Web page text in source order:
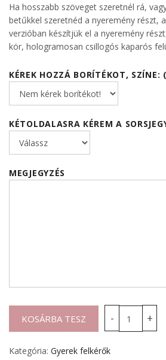
Ha hosszabb szöveget szeretnél rá,
betűkkel szeretnéd a nyeremény részt,
verzióban készítjük el a nyeremény
kör, hologramosan csillogós kaparós
KÉREK HOZZÁ BORÍTÉKOT, SZÍNE:
KÉTOLDALASRA KÉREM A
MEGJEGYZÉS
Kategória: Gyerek felkérők